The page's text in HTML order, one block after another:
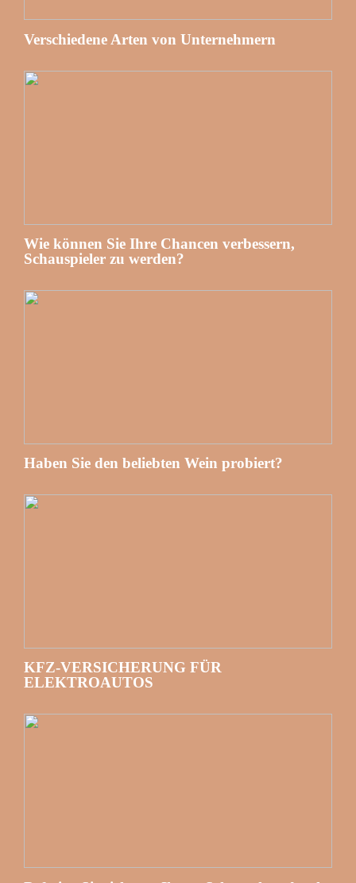
Verschiedene Arten von Unternehmern
Wie können Sie Ihre Chancen verbessern,
Schauspieler zu werden?
Haben Sie den beliebten Wein probiert?
KFZ-VERSICHERUNG FÜR
ELEKTROAUTOS